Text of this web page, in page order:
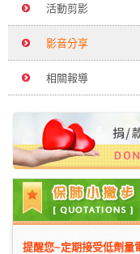
活動剪影
影音分享
相關報導
提醒您~定期接受低劑量